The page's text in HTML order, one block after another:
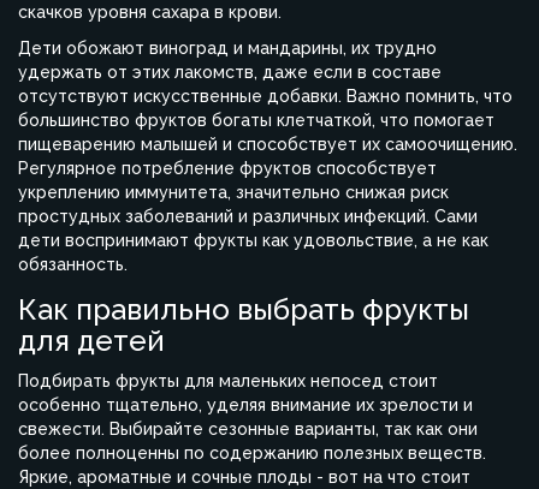
скачков уровня сахара в крови.
Дети обожают виноград и мандарины, их трудно
удержать от этих лакомств, даже если в составе
отсутствуют искусственные добавки. Важно помнить, что
большинство фруктов богаты клетчаткой, что помогает
пищеварению малышей и способствует их самоочищению.
Регулярное потребление фруктов способствует
укреплению иммунитета, значительно снижая риск
простудных заболеваний и различных инфекций. Сами
дети воспринимают фрукты как удовольствие, а не как
обязанность.
Как правильно выбрать фрукты
для детей
Подбирать фрукты для маленьких непосед стоит
особенно тщательно, уделяя внимание их зрелости и
свежести. Выбирайте сезонные варианты, так как они
более полноценны по содержанию полезных веществ.
Яркие, ароматные и сочные плоды - вот на что стоит